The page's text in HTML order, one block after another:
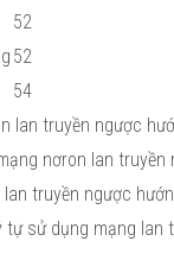
52
52
54
lan truyền ngược
nơron lan
lan truyền ngược
tự sử dụng mạng lan